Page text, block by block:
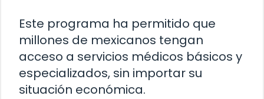
Este programa ha permitido que
millones de mexicanos tengan
acceso a servicios médicos básicos y
especializados, sin importar su
situación económica.